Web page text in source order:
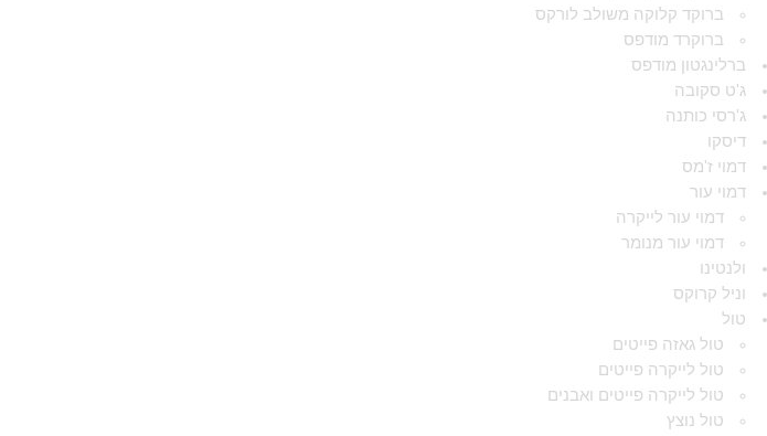
ברוקד קלוקה משולב לורקס
ברוקרד מודפס
ברלינגטון מודפס
ג'ט סקובה
ג'רסי כותנה
דיסקו
דמוי ז'מס
דמוי עור
דמוי עור לייקרה
דמוי עור מנומר
ולנטינו
וניל קרוקס
טול
טול גאזה פייטים
טול לייקרה פייטים
טול לייקרה פייטים ואבנים
טול נוצץ